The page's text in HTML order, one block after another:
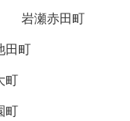
岩瀬赤田町
田町
町
町